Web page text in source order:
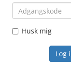
Husk mig